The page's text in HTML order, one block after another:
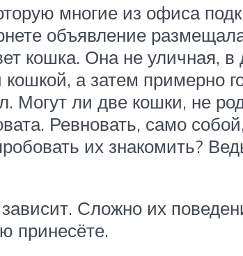
многие из офиса
объявление
кошка. Она не уличная, в
а затем примерно
Могут ли две кошки, не
Ревновать, само
их знакомить?
Сложно их
принесёте.